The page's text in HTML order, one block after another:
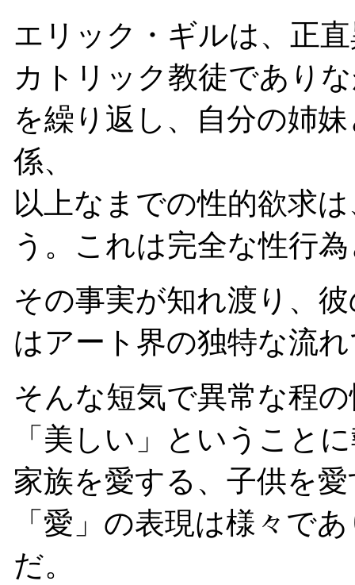
エリック・ギルは、正
カトリック教徒であり
を繰り返し、自分の姉
係、
以上なまでの性的欲求
う。これは完全な性行
その事実が知れ渡り、
はアート界の独特な流
そんな短気で異常な程
「美しい」ということ
家族を愛する、子供を
「愛」の表現は様々で
だ。